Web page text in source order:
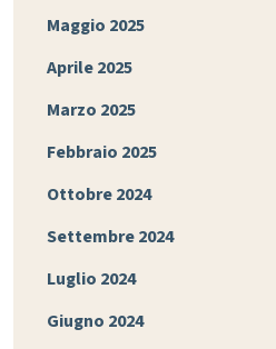
Maggio 2025
Aprile 2025
Marzo 2025
Febbraio 2025
Ottobre 2024
Settembre 2024
Luglio 2024
Giugno 2024